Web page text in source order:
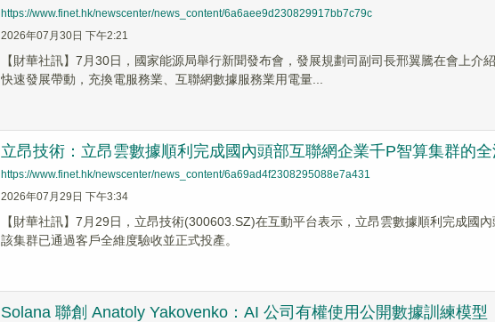
https://www.finet.hk/newscenter/news_content/6a6aee9d230829917bb7c79c
2026年07月30日 下午2:21
【財華社訊】7月30日，國家能源局舉行新聞發布會，發展規劃司副司長邢翼騰在會上
快速發展帶動，充換電服務業、互聯網數據服務業用電量...
立昂技術：立昂雲數據順利完成國內頭部互聯網企業千P智算集群的
https://www.finet.hk/newscenter/news_content/6a69ad4f2308295088e7a431
2026年07月29日 下午3:34
【財華社訊】7月29日，立昂技術(300603.SZ)在互動平台表示，立昂雲數據順利完成國
該集群已通過客戶全維度驗收並正式投產。
Solana 聯創 Anatoly Yakovenko：AI 公司有權使用公開數據訓練模型